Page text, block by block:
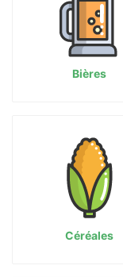
Bières
Céréales